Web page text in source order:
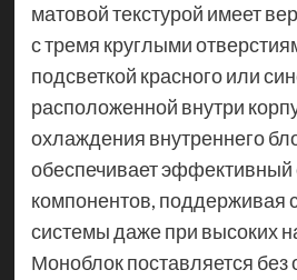
матовой текстурой имеет
с тремя круглыми
подсветкой красного или
расположенной внутри
охлаждения внутреннего
обеспечивает эффективный
компонентов, поддерживая
системы даже при высоких
Моноблок поставляется без